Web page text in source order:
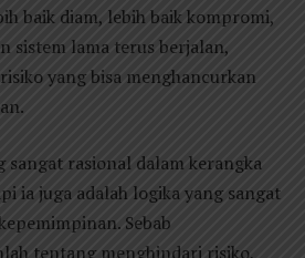
baik diam, lebih baik kompromi,
sistem lama terus berjalan,
yang bisa menghancurkan
sangat rasional dalam kerangka
ia juga adalah logika yang sangat
Sebab
tentang menghindari risiko,